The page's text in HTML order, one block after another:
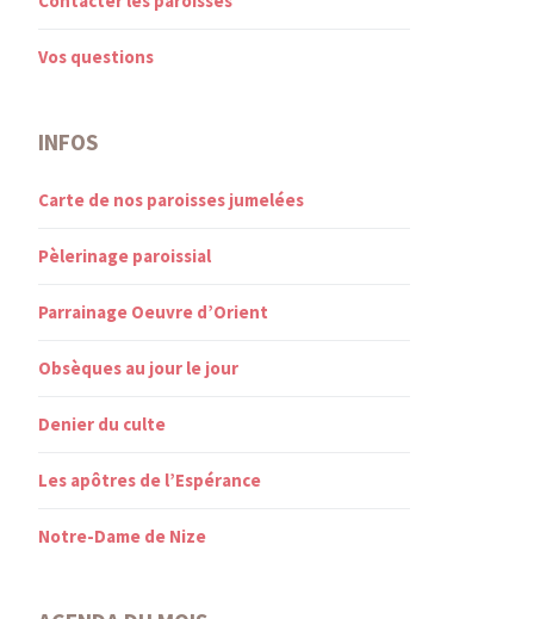
Vos questions
INFOS
Carte de nos paroisses jumelées
Pèlerinage paroissial
Parrainage Oeuvre d’Orient
Obsèques au jour le jour
Denier du culte
Les apôtres de l’Espérance
Notre-Dame de Nize